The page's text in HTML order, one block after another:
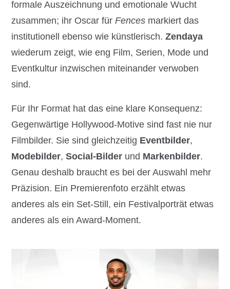
formale Auszeichnung und emotionale Wucht
zusammen; ihr Oscar für Fences markiert das
institutionell ebenso wie künstlerisch. Zendaya
wiederum zeigt, wie eng Film, Serien, Mode und
Eventkultur inzwischen miteinander verwoben
sind.
Für Ihr Format hat das eine klare Konsequenz:
Gegenwärtige Hollywood-Motive sind fast nie nur
Filmbilder. Sie sind gleichzeitig Eventbilder,
Modebilder, Social-Bilder und Markenbilder.
Genau deshalb braucht es bei der Auswahl mehr
Präzision. Ein Premierenfoto erzählt etwas
anderes als ein Set-Still, ein Festivalporträt etwas
anderes als ein Award-Moment.